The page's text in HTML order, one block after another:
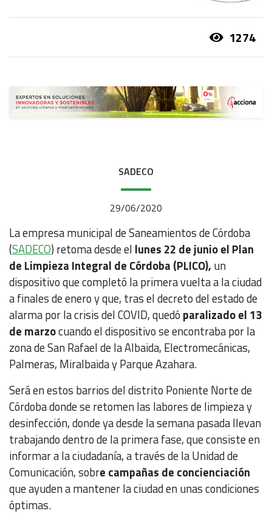
1274
SADECO
29/06/2020
La empresa municipal de Saneamientos de Córdoba
(SADECO) retoma desde el lunes 22 de junio el Plan
de Limpieza Integral de Córdoba (PLICO), un
dispositivo que completó la primera vuelta a la ciudad
a finales de enero y que, tras el decreto del estado de
alarma por la crisis del COVID, quedó paralizado el 13
de marzocuando el dispositivo se encontraba por la
zona de San Rafael de la Albaida, Electromecánicas,
Palmeras, Miralbaida y Parque Azahara.
Será en estos barrios del distrito Poniente Norte de
Córdoba donde se retomen las labores de limpieza y
desinfección, donde ya desde la semana pasada llevan
trabajando dentro de la primera fase, que consiste en
informar a la ciudadanía, a través de la Unidad de
Comunicación, sobre campañas de concienciación
que ayuden a mantener la ciudad en unas condiciones
óptimas.